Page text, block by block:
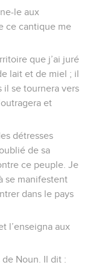
le aux
ce cantique me
que j’ai juré
lait et de miel ; il
il se tournera vers
et
détresses
de sa
ce peuple. Je
se manifestent
dans le pays
l’enseigna aux
de Noun. Il dit :